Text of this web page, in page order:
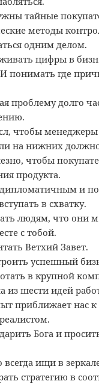
тайные
методы
одним делом.
цифры в
понимать где
проблему долго
чтобы
на нижних
чтобы
продукта.
и
в схватку.
людям, что они
с тобой.
Ветхий Завет.
успешный
в крупной
из шести идей
приближает нас к
Бога и
всегда ищи в
стратегию в